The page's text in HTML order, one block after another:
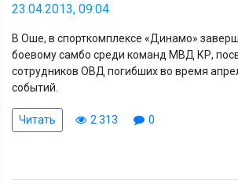
23.04.2013, 09:04
В Оше, в спорткомплексе «Динамо»
боевому самбо среди команд МВД КР,
сотрудников ОВД погибших во время
событий.
Читать 2 313 0